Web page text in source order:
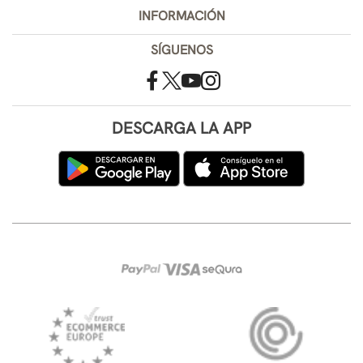
INFORMACIÓN
SÍGUENOS
DESCARGA LA APP